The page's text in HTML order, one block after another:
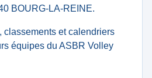
BOURG-LA-REINE.
classements et calendriers
équipes du ASBR Volley